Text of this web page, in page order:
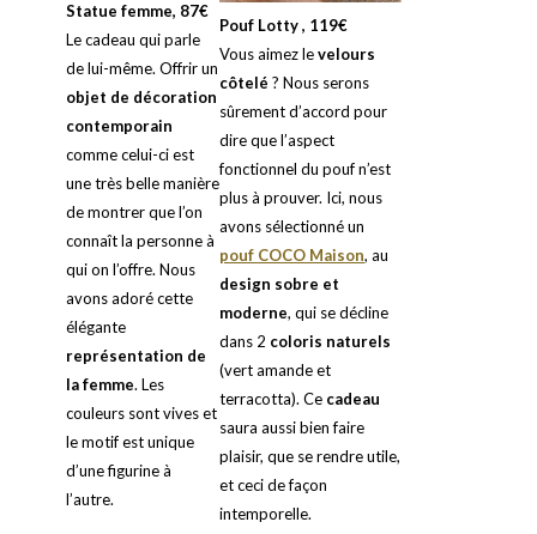
Statue femme, 87€
Le cadeau qui parle
de lui-même. Offrir un
objet de décoration
contemporain
comme celui-ci est
une très belle manière
de montrer que l’on
connaît la personne à
qui on l’offre. Nous
avons adoré cette
élégante
représentation de
la femme. Les
couleurs sont vives et
le motif est unique
d’une figurine à
l’autre.
Pouf Lotty , 119€
Vous aimez levelours
côtelé ? Nous serons
sûrement d’accord pour
dire que l’aspect
fonctionnel du pouf n’est
plus à prouver. Ici, nous
avons sélectionné un
pouf COCO Maison, au
design sobre et
moderne, qui se décline
dans 2 coloris naturels
(vert amande et
terracotta). Ce cadeau
saura aussi bien faire
plaisir, que se rendre utile,
et ceci de façon
intemporelle.